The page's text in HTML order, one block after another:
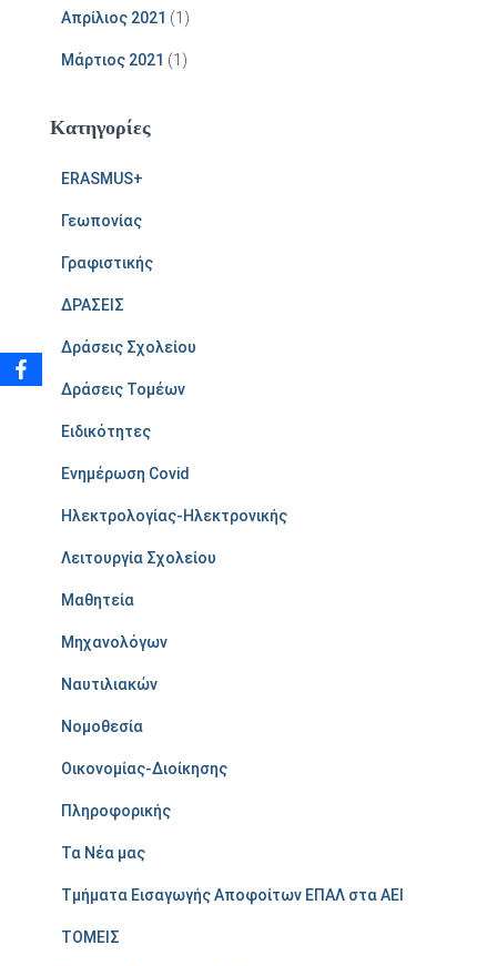
Απρίλιος 2021 (1)
Μάρτιος 2021 (1)
Kατηγορίες
ERASMUS+
Γεωπονίας
Γραφιστικής
ΔΡΑΣΕΙΣ
Δράσεις Σχολείου
Δράσεις Τομέων
Ειδικότητες
Ενημέρωση Covid
Ηλεκτρολογίας-Ηλεκτρονικής
Λειτουργία Σχολείου
Μαθητεία
Μηχανολόγων
Ναυτιλιακών
Νομοθεσία
Οικονομίας-Διοίκησης
Πληροφορικής
Τα Νέα μας
Τμήματα Εισαγωγής Αποφοίτων ΕΠΑΛ στα ΑΕΙ
ΤΟΜΕΙΣ